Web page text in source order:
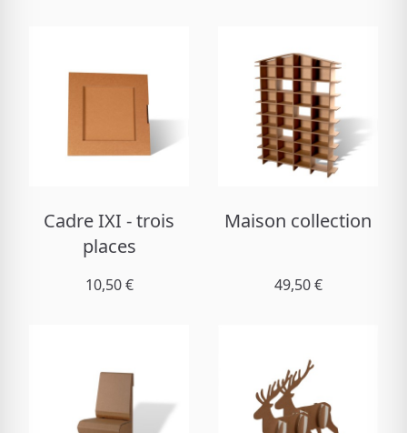
Cadre IXI - trois
places
10,50 €
Maison collection
49,50 €